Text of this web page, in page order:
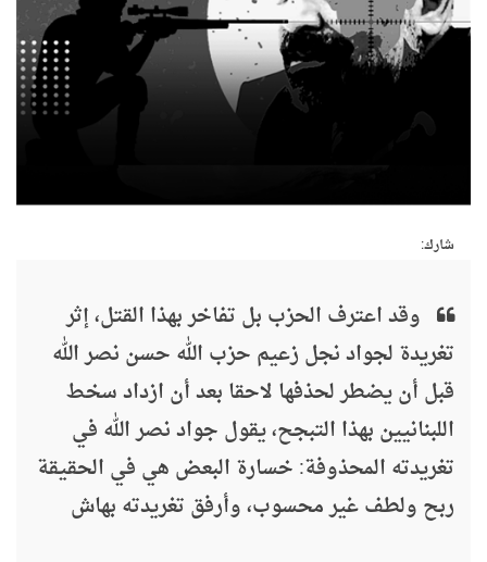
شارك:
وقد اعترف الحزب بل تفاخر بهذا القتل، إثر
تغريدة لجواد نجل زعيم حزب الله حسن نصر الله
قبل أن يضطر لحذفها لاحقا بعد أن ازداد سخط
اللبنانيين بهذا التبجح، يقول جواد نصر الله في
تغريدته المحذوفة: خسارة البعض هي في الحقيقة
ربح ولطف غير محسوب، وأرفق تغريدته بهاش